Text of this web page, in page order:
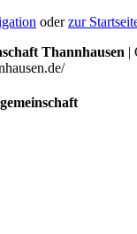
oderzur
Thannhausen |